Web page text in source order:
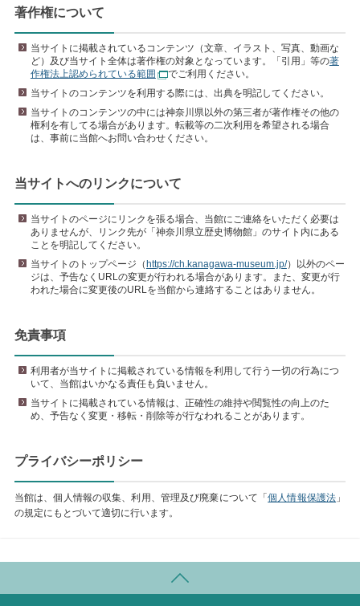
著作権について
当サイトに掲載されているコンテンツ（文章、イラスト、写真、動画な
ど）及び当サイト全体は著作権の対象となっています。「引用」等の著
作権法上認められている範囲
でご利用ください。
当サイトのコンテンツを利用する際には、出典を明記してください。
当サイトのコンテンツの中には神奈川県以外の第三者が著作権その他の
権利を有してる場合があります。転載等の二次利用を希望される場合
は、事前に当館へお問い合わせください。
当サイトへのリンクについて
当サイトのページにリンクを張る場合、当館にご連絡をいただく必要は
ありませんが、リンク先が「神奈川県立歴史博物館」のサイト内にある
ことを明記してください。
当サイトのトップページ（ https://ch.kanagawa-museum.jp/）以外のペー
ジは、予告なくURLの変更が行われる場合があります。また、変更が行
われた場合に変更後のURLを当館から連絡することはありません。
免責事項
利用者が当サイトに掲載されている情報を利用して行う一切の行為につ
いて、当館はいかなる責任も負いません。
当サイトに掲載されている情報は、正確性の維持や閲覧性の向上のた
め、予告なく変更・移転・削除等が行なわれることがあります。
プライバシーポリシー
当館は、個人情報の収集、利用、管理及び廃棄について「個人情報保護法 」
の規定にもとづいて適切に行います。